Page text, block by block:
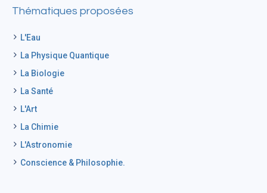
Thématiques proposées
L'Eau
La Physique Quantique
La Biologie
La Santé
L'Art
La Chimie
L'Astronomie
Conscience & Philosophie.